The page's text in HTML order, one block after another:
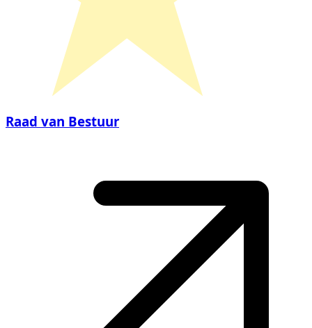
Raad van Bestuur